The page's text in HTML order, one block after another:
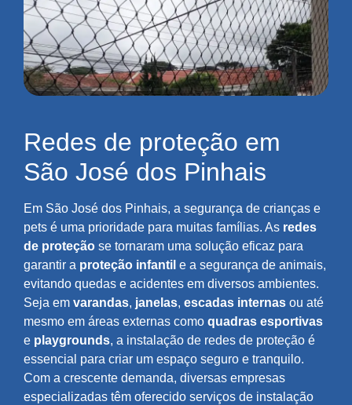
Redes de proteção em
São José dos Pinhais
Em São José dos Pinhais, a segurança de crianças e
pets é uma prioridade para muitas famílias. As redes
de proteção se tornaram uma solução eficaz para
garantir a proteção infantil e a segurança de animais,
evitando quedas e acidentes em diversos ambientes.
Seja em varandas, janelas, escadas internas ou até
mesmo em áreas externas como quadras esportivas
e playgrounds, a instalação de redes de proteção é
essencial para criar um espaço seguro e tranquilo.
Com a crescente demanda, diversas empresas
especializadas têm oferecido serviços de instalação